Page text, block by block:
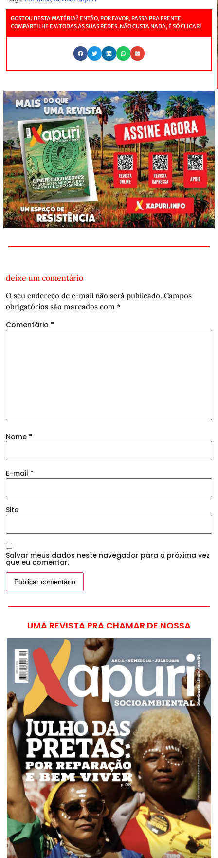
GOSTOU DESTA MATÉRIA? ENTÃO, POR FAVOR, PASSA PRA FRENTE.
COMPARTILHE EM TODAS AS SUAS REDES. NÃO CUSTA NADA, É SÓ CLICAR!
deixe um comentário
O seu endereço de e-mail não será publicado. Campos
obrigatórios são marcados com *
Comentário *
Nome *
E-mail *
Site
Salvar meus dados neste navegador para a próxima vez
que eu comentar.
UMA REVISTA PRA CHAMAR DE NOSSA